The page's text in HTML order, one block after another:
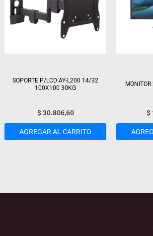
SOPORTE P/LCD AY-L200 14/32
100X100 30KG
$30.806,60
AGREGAR AL CARRITO
$